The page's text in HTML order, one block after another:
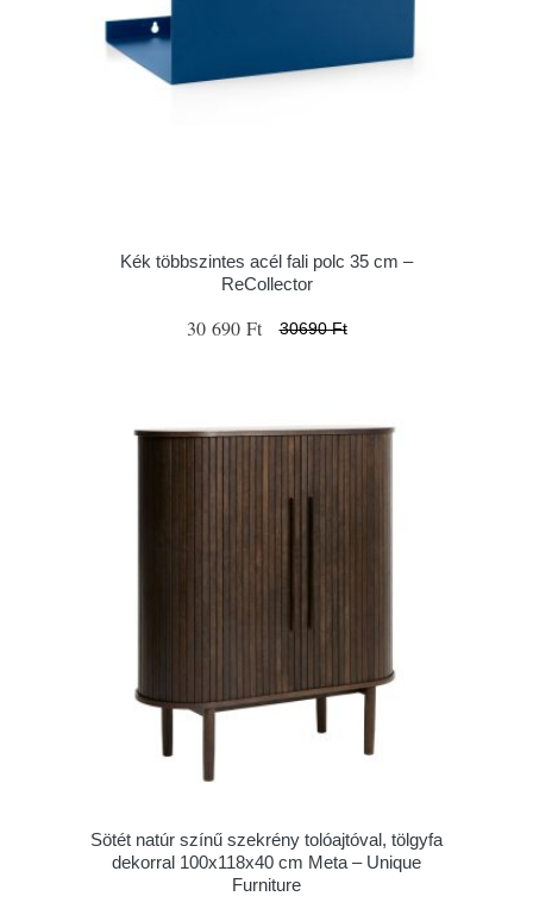
Kék többszintes acél fali polc 35 cm –
ReCollector
30 690 Ft 30690 Ft
Sötét natúr színű szekrény tolóajtóval, tölgyfa
dekorral 100x118x40 cm Meta – Unique
Furniture